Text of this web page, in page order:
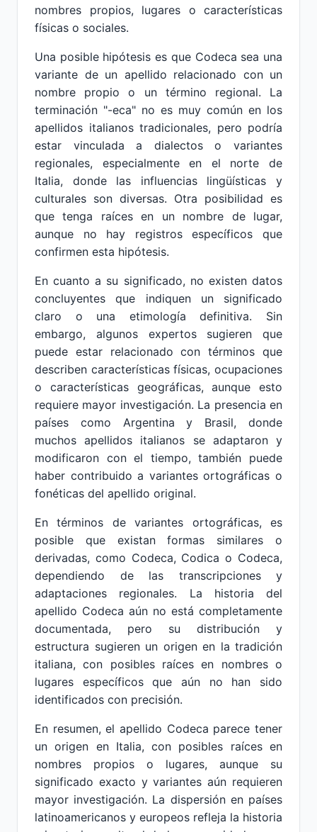
nombres propios, lugares o características
físicas o sociales.
Una posible hipótesis es que Codeca sea una
variante de un apellido relacionado con un
nombre propio o un término regional. La
terminación "-eca" no es muy común en los
apellidos italianos tradicionales, pero podría
estar vinculada a dialectos o variantes
regionales, especialmente en el norte de
Italia, donde las influencias lingüísticas y
culturales son diversas. Otra posibilidad es
que tenga raíces en un nombre de lugar,
aunque no hay registros específicos que
confirmen esta hipótesis.
En cuanto a su significado, no existen datos
concluyentes que indiquen un significado
claro o una etimología definitiva. Sin
embargo, algunos expertos sugieren que
puede estar relacionado con términos que
describen características físicas, ocupaciones
o características geográficas, aunque esto
requiere mayor investigación. La presencia en
países como Argentina y Brasil, donde
muchos apellidos italianos se adaptaron y
modificaron con el tiempo, también puede
haber contribuido a variantes ortográficas o
fonéticas del apellido original.
En términos de variantes ortográficas, es
posible que existan formas similares o
derivadas, como Codeca, Codica o Codeca,
dependiendo de las transcripciones y
adaptaciones regionales. La historia del
apellido Codeca aún no está completamente
documentada, pero su distribución y
estructura sugieren un origen en la tradición
italiana, con posibles raíces en nombres o
lugares específicos que aún no han sido
identificados con precisión.
En resumen, el apellido Codeca parece tener
un origen en Italia, con posibles raíces en
nombres propios o lugares, aunque su
significado exacto y variantes aún requieren
mayor investigación. La dispersión en países
latinoamericanos y europeos refleja la historia